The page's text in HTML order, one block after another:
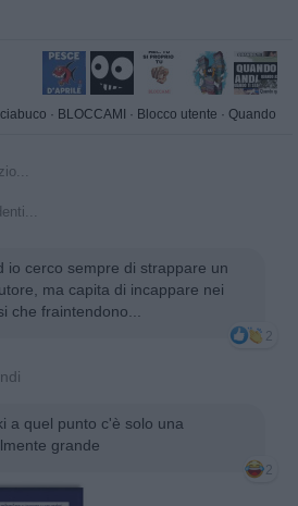
· BLOCCAMI · Blocco utente · Quando
io cerco sempre di strappare un
ma capita di incappare nei
che fraintendono...
2
a quel punto c'è solo una
grande
2